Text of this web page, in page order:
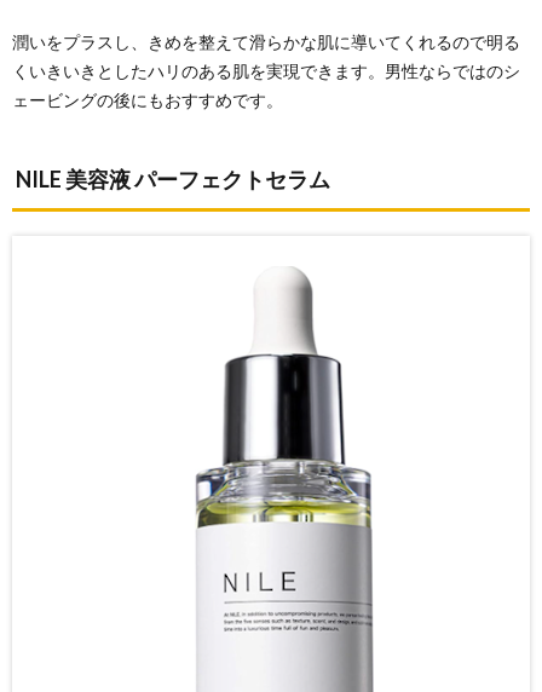
潤いをプラスし、きめを整えて滑らかな肌に導いてくれるので明る
くいきいきとしたハリのある肌を実現できます。男性ならではのシ
ェービングの後にもおすすめです。
NILE 美容液 パーフェクトセラム